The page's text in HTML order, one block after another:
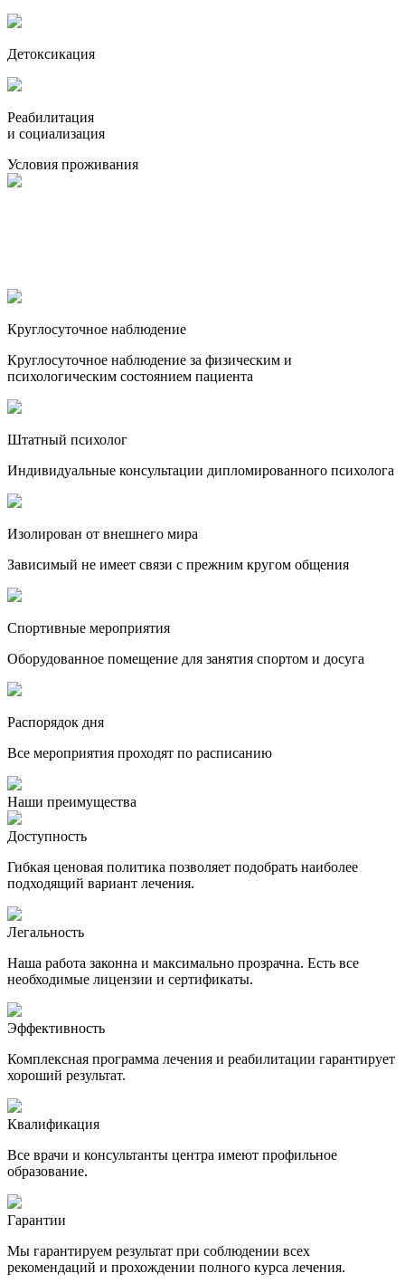
Детоксикация
Реабилитация
и социализация
Условия проживания
Круглосуточное наблюдение
Круглосуточное наблюдение за физическим и
психологическим состоянием пациента
Штатный психолог
Индивидуальные консультации дипломированного психолога
Изолирован от внешнего мира
Зависимый не имеет связи с прежним кругом общения
Спортивные мероприятия
Оборудованное помещение для занятия спортом и досуга
Распорядок дня
Все мероприятия проходят по расписанию
Наши преимущества
Доступность
Гибкая ценовая политика позволяет подобрать наиболее
подходящий вариант лечения.
Легальность
Наша работа законна и максимально прозрачна. Есть все
необходимые лицензии и сертификаты.
Эффективность
Комплексная программа лечения и реабилитации гарантирует
хороший результат.
Квалификация
Все врачи и консультанты центра имеют профильное
образование.
Гарантии
Мы гарантируем результат при соблюдении всех
рекомендаций и прохождении полного курса лечения.